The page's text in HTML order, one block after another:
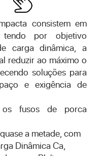
consistem em
por objetivo
carga dinâmica, a
reduzir ao máximo o
soluções para
e exigência de
os fusos de porca
a metade, com
Dinâmica Ca,